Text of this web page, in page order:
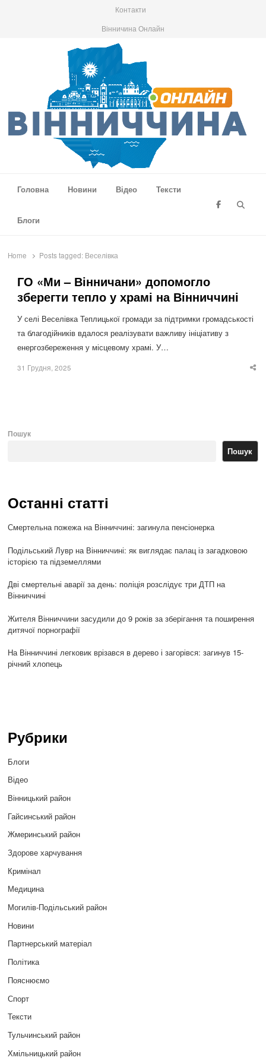
Контакти
Вінничина Онлайн
Головна
Новини Відео Тексти
Блоги
Home Posts tagged: Веселівка
ГО «Ми – Вінничани» допомогло
зберегти тепло у храмі на Вінниччині
У селі Веселівка Теплицької громади за підтримки громадськості
та благодійників вдалося реалізувати важливу ініціативу з
енергозбереження у місцевому храмі. У…
31 Грудня, 2025
Пошук
Пошук
Останні статті
Смертельна пожежа на Вінниччині: загинула пенсіонерка
Подільський Лувр на Вінниччині: як виглядає палац із загадковою
історією та підземеллями
Дві смертельні аварії за день: поліція розслідує три ДТП на
Вінниччині
Жителя Вінниччини засудили до 9 років за зберігання та поширення
дитячої порнографії
На Вінниччині легковик врізався в дерево і загорівся: загинув 15-
річний хлопець
Рубрики
Блоги
Відео
Вінницький район
Гайсинський район
Жмеринський район
Здорове харчування
Кримінал
Медицина
Могилів-Подільський район
Новини
Партнерський матеріал
Політика
Пояснюємо
Спорт
Тексти
Тульчинський район
Хмільницький район